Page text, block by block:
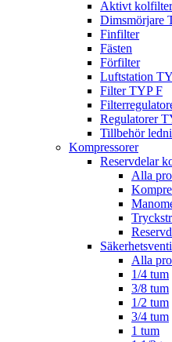
Aktivt kolfilter
Dimsmörjare
Finfilter
Fästen
Förfilter
Luftstation
Filter TYP F
Regulatorer
Tillbehör
Kompressorer
Reservdelar
Alla
Alla
1/4 tum
3/8 tum
1/2 tum
3/4 tum
1 tum